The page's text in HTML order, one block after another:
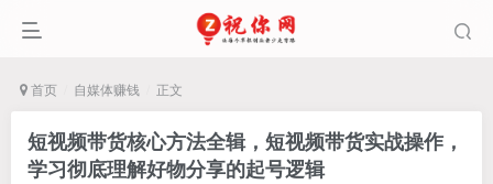
首页 自媒体赚钱 正文
短视频带货核心方法全辑，​短视频带货实战操作，
学习彻底理解好物分享的起号逻辑